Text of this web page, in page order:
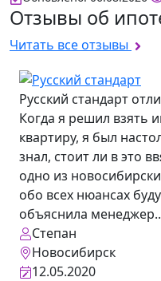
Отзывы об
Читать все отзывы
Русский стандарт
Когда я решил взять
квартиру, я был
знал, стоит ли в это
одно из
обо всех нюансах
объяснила
Степан
Новосибирск
12.05.2020